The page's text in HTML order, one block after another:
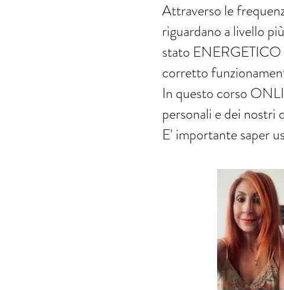
Attraverso le
riguardano a livello
stato ENERGETICO
corretto
In questo corso
personali e dei nostri
E' importante saper